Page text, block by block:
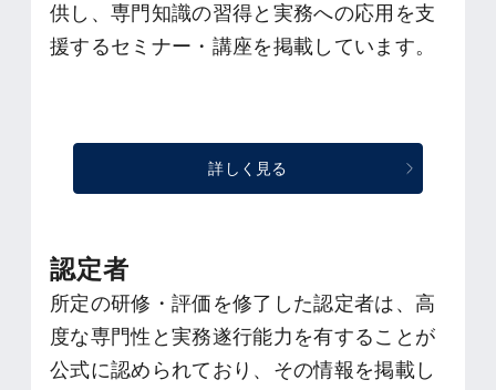
供し、専門知識の習得と実務への応用を支
援するセミナー・講座を掲載しています。
詳しく見る
認定者
所定の研修・評価を修了した認定者は、高
度な専門性と実務遂行能力を有することが
公式に認められており、その情報を掲載し